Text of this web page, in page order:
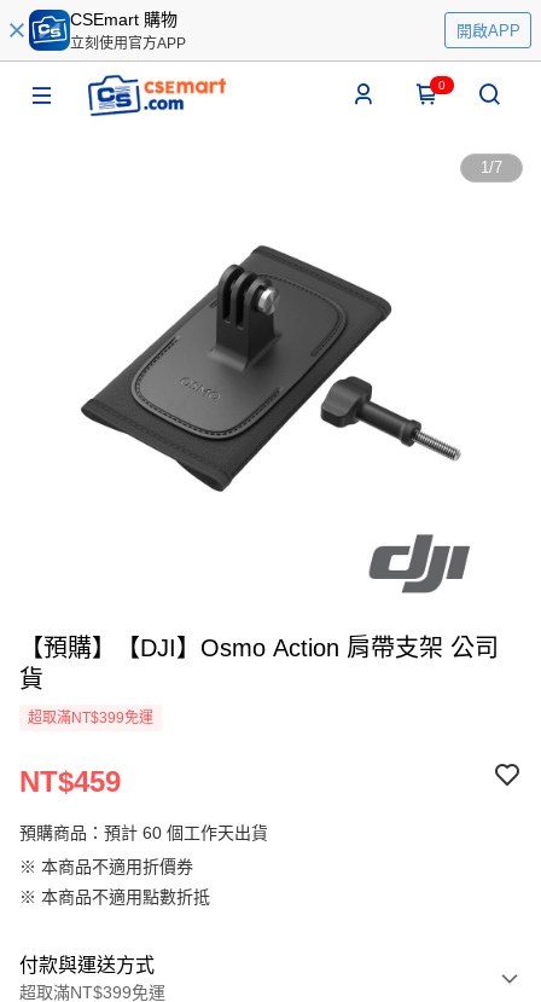
CSEmart 購物
立刻使用官方APP
開啟APP
0
1/7
【預購】【DJI】Osmo Action 肩帶支架 公司
貨
超取滿NT$399免運
NT$459
預購商品：預計 60 個工作天出貨
※ 本商品不適用折價券
※ 本商品不適用點數折抵
付款與運送方式
超取滿NT$399免運